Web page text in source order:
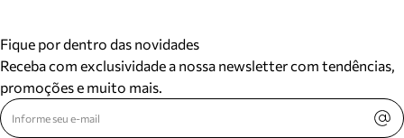
Fique por dentro das novidades
Receba com exclusividade a nossa newsletter com tendências,
promoções e muito mais.